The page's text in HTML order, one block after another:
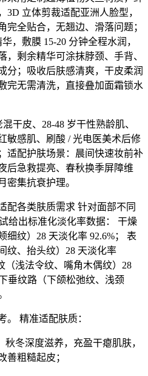
立体剪裁适配亚洲人脸型，
完全贴合，无翘边、滑落问题；
，敷膜 15-20 分钟全程水润，
，剩余精华可涂抹脖颈、手背、
分；吸收后肤感清爽，干皮柔润
完无需清洗，直接叠加面霜锁水
干皮、28-48 岁干性熟龄肌、
敏感肌、刷酸 / 光电医美术后修
适配护肤场景：晨间快速妆前补
后急救提亮、春秋换季屏障维
密集抗衰护理。
配各类肤质需求 针对面部不同
给出标准化淡化率数据： 干燥
细纹）28 天淡化率 92.6%； 表
纹、抬头纹）28 天淡化率
（浅法令纹、嘴角木偶纹）28
垂纹路（下颌松弛纹、浅颈
。 精准适配肤质：
秋冬深度滋养，充盈干瘪肌肤，
善粗糙起皮；